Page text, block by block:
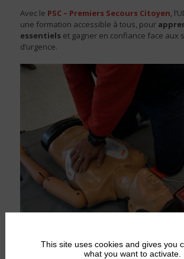
Avec le PSC – Premiers Secours Citoyen,
une formation accessible à tous, pour
essentiels et gagner en confiance face aux
d’urgence.
This site uses cookies and gives you
what you want to activate.